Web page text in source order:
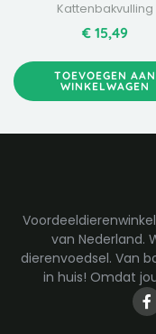
Kattenbakvulling
€15,49
TOEVOEGEN AAN
WINKELWAGEN
van Nederland.
dierenvoedsel. Van
in huis! Omdat
F
a
c